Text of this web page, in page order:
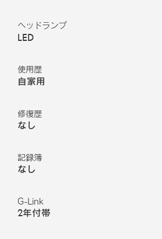
ヘッドランプ
LED
使用歴
自家用
修復歴
なし
記録簿
なし
G-Link
2年付帯